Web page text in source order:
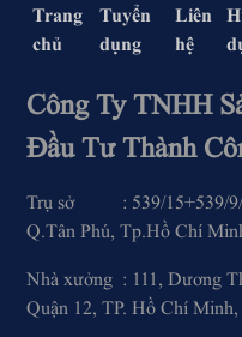
Trang
chủ
Tuyển
dụng
Liên
hệ
Công Ty TNHH
Đầu Tư Thành
Trụ sở : 539/15+539/9/
Q.Tân Phú, Tp.Hồ Chí
Nhà xưởng : 111, Dương
Quận 12, TP. Hồ Chí